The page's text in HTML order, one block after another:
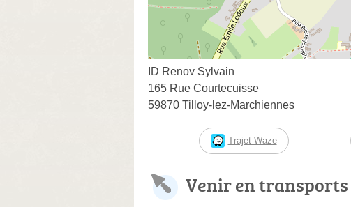
ID Renov Sylvain
165 Rue Courtecuisse
59870 Tilloy-lez-Marchiennes
Trajet Waze
Venir en transports